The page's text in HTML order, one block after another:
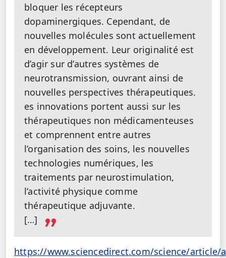
bloquer les récepteurs
dopaminergiques. Cependant, de
nouvelles molécules sont actuellement
en développement. Leur originalité est
d’agir sur d’autres systèmes de
neurotransmission, ouvrant ainsi de
nouvelles perspectives thérapeutiques.
es innovations portent aussi sur les
thérapeutiques non médicamenteuses
et comprennent entre autres
l’organisation des soins, les nouvelles
technologies numériques, les
traitements par neurostimulation,
l’activité physique comme
thérapeutique adjuvante.
[…]
https://www.sciencedirect.com/science/article/